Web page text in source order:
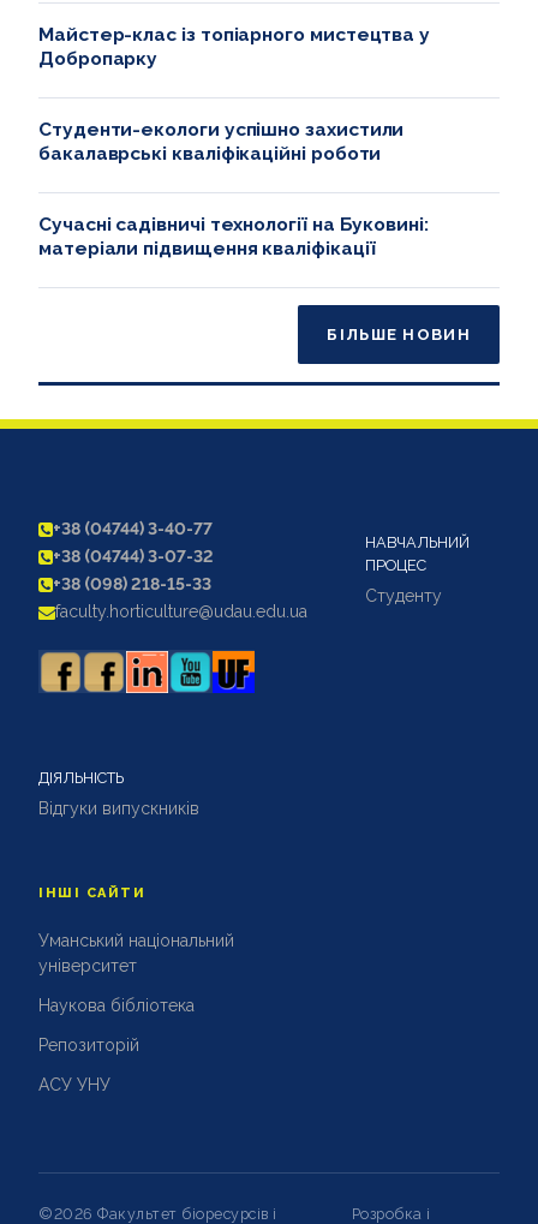
Майстер-клас із топіарного мистецтва у
Добропарку
Студенти-екологи успішно захистили
бакалаврські кваліфікаційні роботи
Сучасні садівничі технології на Буковині:
матеріали підвищення кваліфікації
БІЛЬШЕ НОВИН
+38 (04744) 3-40-77
+38 (04744) 3-07-32
+38 (098) 218-15-33
faculty.horticulture@udau.edu.ua
НАВЧАЛЬНИЙ
ПРОЦЕС
Студенту
ДІЯЛЬНІСТЬ
Відгуки випускників
ІНШІ САЙТИ
Уманський національний
університет
Наукова бібліотека
Репозиторій
АСУ УНУ
©2026 Факультет біоресурсів і
Розробка і